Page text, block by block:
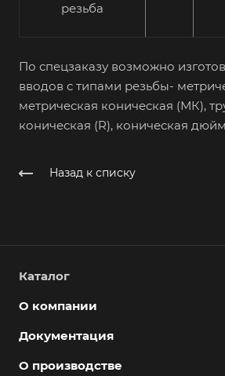
резьба
По спецзаказу возможно
вводов с типами резьбы-
метрическая коническая (МК),
коническая (R), коническая
Назад к списку
Каталог
О компании
Документация
О производстве